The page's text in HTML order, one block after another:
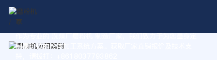
作为专业的 洗煤厂磨粉机 制造厂家，我们致力于为您量身定
制高价值的粉体加工系统方案。获取厂家直销报价及技术支